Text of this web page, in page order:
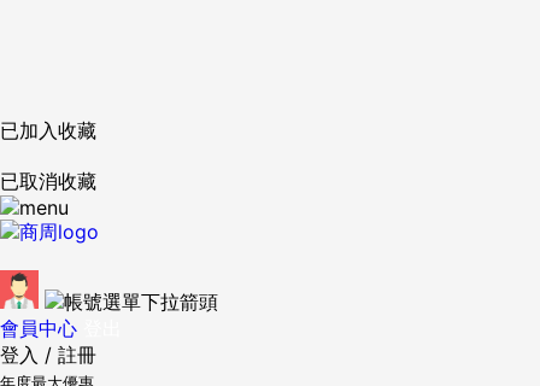
已加入收藏
已取消收藏
會員中心
登入 / 註冊
年度最大優惠